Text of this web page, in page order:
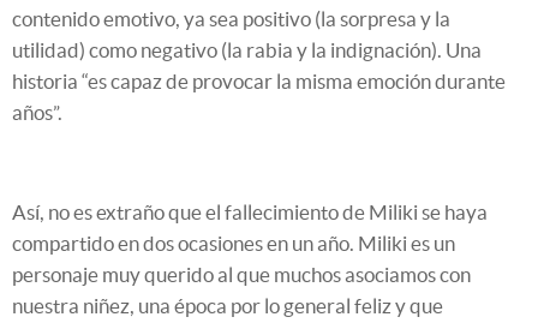
contenido emotivo, ya sea positivo (la sorpresa y la
utilidad) como negativo (la rabia y la indignación). Una
historia “es capaz de provocar la misma emoción durante
años”.
Así, no es extraño que el fallecimiento de Miliki se haya
compartido en dos ocasiones en un año. Miliki es un
personaje muy querido al que muchos asociamos con
nuestra niñez, una época por lo general feliz y que